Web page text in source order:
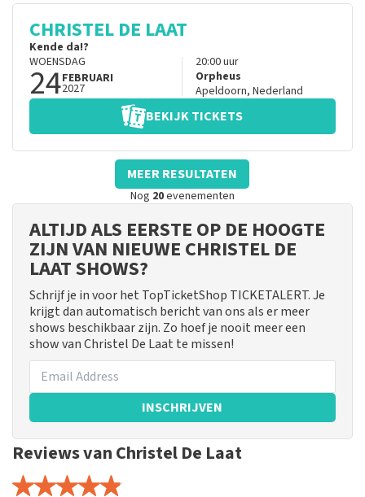
CHRISTEL DE LAAT
Kende da!?
WOENSDAG
24FEBRUARI
2027
20:00uur
Orpheus
Apeldoorn, Nederland
BEKIJK TICKETS
MEER RESULTATEN
Nog 20evenementen
ALTIJD ALS EERSTE OP DE HOOGTE
ZIJN VAN NIEUWE CHRISTEL DE
LAAT SHOWS?
Schrijf je in voor het TopTicketShop TICKETALERT. Je
krijgt dan automatisch bericht van ons als er meer
shows beschikbaar zijn. Zo hoef je nooit meer een
show van Christel De Laat te missen!
INSCHRIJVEN
Reviews van Christel De Laat